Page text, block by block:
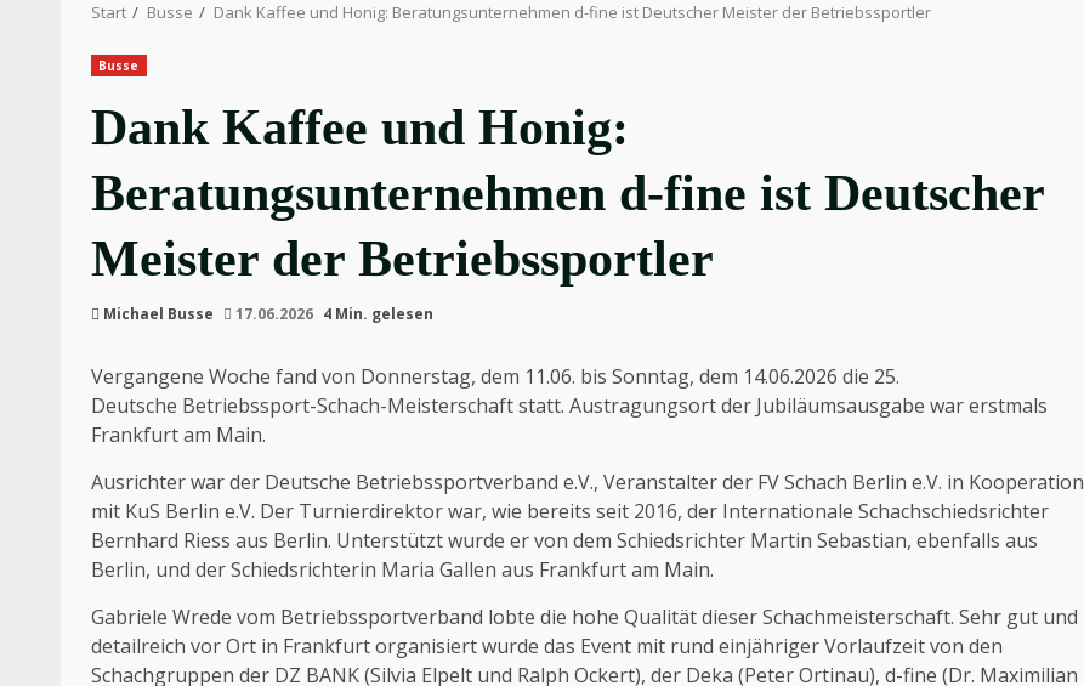
Start Busse Dank Kaffee und Honig: Beratungsunternehmen d-fine ist Deutscher Meister der Betriebssportler
Busse
Dank Kaffee und Honig:
Beratungsunternehmen d-fine ist Deutscher
Meister der Betriebssportler
Michael Busse 17.06.2026 4 Min. gelesen
Vergangene Woche fand von Donnerstag, dem 11.06. bis Sonntag, dem 14.06.2026 die 25.
Deutsche Betriebssport-Schach-Meisterschaft statt. Austragungsort der Jubiläumsausgabe war erstmals
Frankfurt am Main.
Ausrichter war der Deutsche Betriebssportverband e.V., Veranstalter der FV Schach Berlin e.V. in Kooperation
mit KuS Berlin e.V. Der Turnierdirektor war, wie bereits seit 2016, der Internationale Schachschiedsrichter
Bernhard Riess aus Berlin. Unterstützt wurde er von dem Schiedsrichter Martin Sebastian, ebenfalls aus
Berlin, und der Schiedsrichterin Maria Gallen aus Frankfurt am Main.
Gabriele Wrede vom Betriebssportverband lobte die hohe Qualität dieser Schachmeisterschaft. Sehr gut und
detailreich vor Ort in Frankfurt organisiert wurde das Event mit rund einjähriger Vorlaufzeit von den
Schachgruppen der DZ BANK (Silvia Elpelt und Ralph Ockert), der Deka (Peter Ortinau), d-fine (Dr. Maximilian